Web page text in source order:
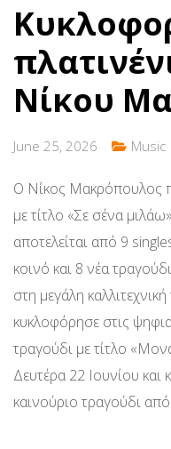
Νίκου
June 25, 2026 Music
Ο Νίκος Μακρόπουλος
με τίτλο «Σε σένα
αποτελείται από 9
κοινό και 8 νέα
στη μεγάλη
κυκλοφόρησε στις
τραγούδι με τίτλο
Δευτέρα 22 Ιουνίου και
καινούριο τραγούδι